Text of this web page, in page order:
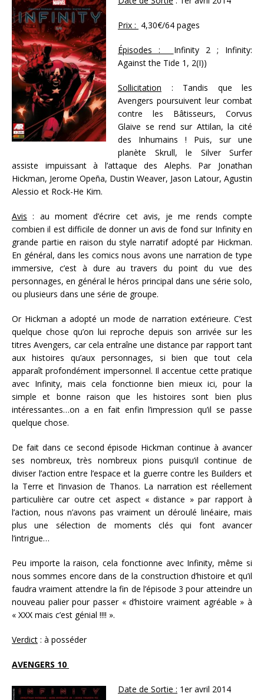
Prix : 4,30€/64 pages
Épisodes : Infinity 2 ; Infinity:
Against the Tide 1, 2(I))
Sollicitation : Tandis que les
Avengers poursuivent leur combat
contre les Bâtisseurs, Corvus
Glaive se rend sur Attilan, la cité
des Inhumains ! Puis, sur une
planète Skrull, le Silver Surfer
assiste impuissant à l’attaque des Alephs. Par Jonathan
Hickman, Jerome Opeña, Dustin Weaver, Jason Latour, Agustin
Alessio et Rock-He Kim.
Avis : au moment d’écrire cet avis, je me rends compte
combien il est difficile de donner un avis de fond sur Infinity en
grande partie en raison du style narratif adopté par Hickman.
En général, dans les comics nous avons une narration de type
immersive, c’est à dure au travers du point du vue des
personnages, en général le héros principal dans une série solo,
ou plusieurs dans une série de groupe.
Or Hickman a adopté un mode de narration extérieure. C’est
quelque chose qu’on lui reproche depuis son arrivée sur les
titres Avengers, car cela entraîne une distance par rapport tant
aux histoires qu’aux personnages, si bien que tout cela
apparaît profondément impersonnel. Il accentue cette pratique
avec Infinity, mais cela fonctionne bien mieux ici, pour la
simple et bonne raison que les histoires sont bien plus
intéressantes…on a en fait enfin l’impression qu’il se passe
quelque chose.
De fait dans ce second épisode Hickman continue à avancer
ses nombreux, très nombreux pions puisqu’il continue de
diviser l’action entre l’espace et la guerre contre les Builders et
la Terre et l’invasion de Thanos. La narration est réellement
particulière car outre cet aspect « distance » par rapport à
l’action, nous n’avons pas vraiment un déroulé linéaire, mais
plus une sélection de moments clés qui font avancer
l’intrigue…
Peu importe la raison, cela fonctionne avec Infinity, même si
nous sommes encore dans de la construction d’histoire et qu’il
faudra vraiment attendre la fin de l’épisode 3 pour atteindre un
nouveau palier pour passer « d’histoire vraiment agréable » à
« XXX mais c’est génial !!!! ».
Verdict : à posséder
AVENGERS 10
Date de Sortie : 1er avril 2014